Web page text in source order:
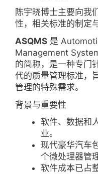
陈宇晓博士主要向我
性，相关标准的制定
ASQMS 是
Management
的简称，是一种专门
代的质量管理标准，
管理的特殊需求。
背景与重要性
软件、数据和
业。
现代豪华汽车
个微处理器管理
软件成本已占